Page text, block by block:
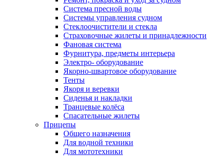
Система пресной воды
Системы управления судном
Стеклоочистители и стекла
Страховочные жилеты и принадлежности
Фановая система
Фурнитура, предметы интерьера
Электро- оборудование
Якорно-швартовое оборудование
Тенты
Якоря и веревки
Сиденья и накладки
Транцевые колёса
Спасательные жилеты
Прицепы
Общего назначения
Для водной техники
Для мототехники